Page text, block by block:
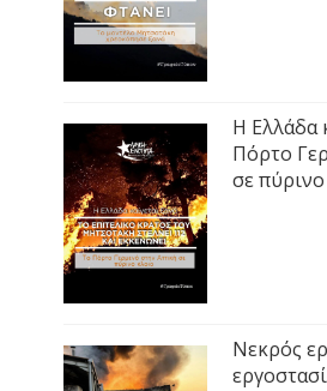
Η Ελλάδα
Πόρτο
σε
Νεκρός